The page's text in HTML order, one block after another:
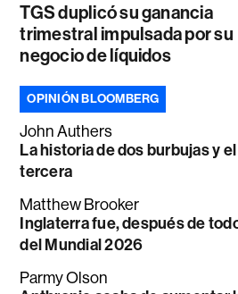
TGS duplicó su ganancia
trimestral impulsada por su
negocio de líquidos
OPINIÓN BLOOMBERG
John Authers
La historia de dos burbujas y
tercera
Matthew Brooker
Inglaterra fue, después de
del Mundial 2026
Parmy Olson